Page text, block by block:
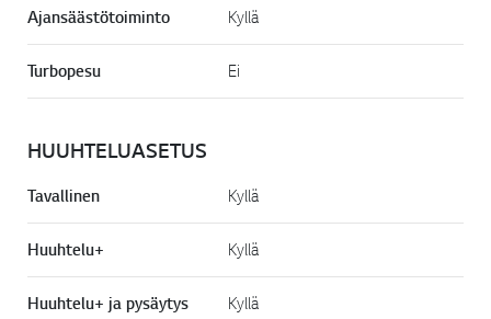
Ajansäästötoiminto Kyllä
Turbopesu Ei
HUUHTELUASETUS
Tavallinen Kyllä
Huuhtelu+ Kyllä
Huuhtelu+ ja pysäytys Kyllä